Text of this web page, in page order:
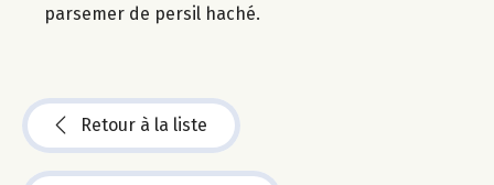
parsemer de persil haché.
Retour à la liste